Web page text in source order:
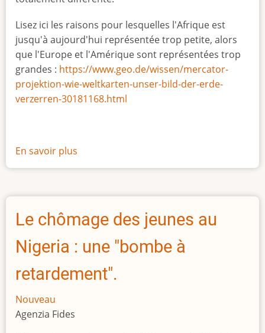
Lisez ici les raisons pour lesquelles l'Afrique est
jusqu'à aujourd'hui représentée trop petite, alors
que l'Europe et l'Amérique sont représentées trop
grandes : https://www.geo.de/wissen/mercator-
projektion-wie-weltkarten-unser-bild-der-erde-
verzerren-30181168.html
En savoir plus
La
taille
l'Afrique
Le chômage des jeunes au
Nigeria : une "bombe à
retardement".
Nouveau
Agenzia Fides